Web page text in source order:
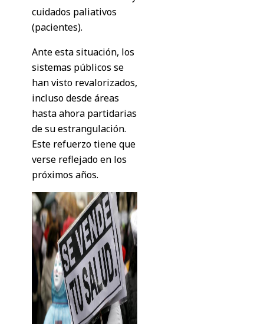
cuidados paliativos
(pacientes).
Ante esta situación, los
sistemas públicos se
han visto revalorizados,
incluso desde áreas
hasta ahora partidarias
de su estrangulación.
Este refuerzo tiene que
verse reflejado en los
próximos años.